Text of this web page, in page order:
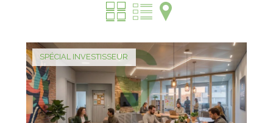
SPÉCIAL INVESTISSEUR